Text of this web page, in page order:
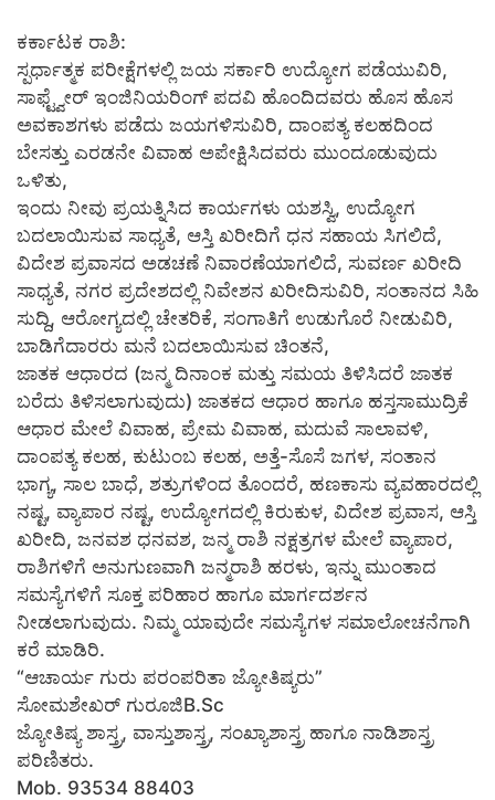
ಕರ್ಕಾಟಕ ರಾಶಿ:
ಸ್ಪರ್ಧಾತ್ಮಕ ಪರೀಕ್ಷೆಗಳಲ್ಲಿ ಜಯ ಸರ್ಕಾರಿ ಉದ್ಯೋಗ ಪಡೆಯುವಿರಿ,
ಸಾಫ್ಟ್ವೇರ್ ಇಂಜಿನಿಯರಿಂಗ್ ಪದವಿ ಹೊಂದಿದವರು ಹೊಸ ಹೊಸ
ಅವಕಾಶಗಳು ಪಡೆದು ಜಯಗಳಿಸುವಿರಿ, ದಾಂಪತ್ಯ ಕಲಹದಿಂದ
ಬೇಸತ್ತು ಎರಡನೇ ವಿವಾಹ ಅಪೇಕ್ಷಿಸಿದವರು ಮುಂದೂಡುವುದು
ಒಳಿತು,
ಇಂದು ನೀವು ಪ್ರಯತ್ನಿಸಿದ ಕಾರ್ಯಗಳು ಯಶಸ್ವಿ, ಉದ್ಯೋಗ
ಬದಲಾಯಿಸುವ ಸಾಧ್ಯತೆ, ಆಸ್ತಿ ಖರೀದಿಗೆ ಧನ ಸಹಾಯ ಸಿಗಲಿದೆ,
ವಿದೇಶ ಪ್ರವಾಸದ ಅಡಚಣೆ ನಿವಾರಣೆಯಾಗಲಿದೆ, ಸುವರ್ಣ ಖರೀದಿ
ಸಾಧ್ಯತೆ, ನಗರ ಪ್ರದೇಶದಲ್ಲಿ ನಿವೇಶನ ಖರೀದಿಸುವಿರಿ, ಸಂತಾನದ ಸಿಹಿ
ಸುದ್ದಿ, ಆರೋಗ್ಯದಲ್ಲಿ ಚೇತರಿಕೆ, ಸಂಗಾತಿಗೆ ಉಡುಗೊರೆ ನೀಡುವಿರಿ,
ಬಾಡಿಗೆದಾರರು ಮನೆ ಬದಲಾಯಿಸುವ ಚಿಂತನೆ,
ಜಾತಕ ಆಧಾರದ (ಜನ್ಮ ದಿನಾಂಕ ಮತ್ತು ಸಮಯ ತಿಳಿಸಿದರೆ ಜಾತಕ
ಬರೆದು ತಿಳಿಸಲಾಗುವುದು) ಜಾತಕದ ಆಧಾರ ಹಾಗೂ ಹಸ್ತಸಾಮುದ್ರಿಕೆ
ಆಧಾರ ಮೇಲೆ ವಿವಾಹ, ಪ್ರೇಮ ವಿವಾಹ, ಮದುವೆ ಸಾಲಾವಳಿ,
ದಾಂಪತ್ಯ ಕಲಹ, ಕುಟುಂಬ ಕಲಹ, ಅತ್ತೆ-ಸೊಸೆ ಜಗಳ, ಸಂತಾನ
ಭಾಗ್ಯ, ಸಾಲ ಬಾಧೆ, ಶತ್ರುಗಳಿಂದ ತೊಂದರೆ, ಹಣಕಾಸು ವ್ಯವಹಾರದಲ್ಲಿ
ನಷ್ಟ, ವ್ಯಾಪಾರ ನಷ್ಟ, ಉದ್ಯೋಗದಲ್ಲಿ ಕಿರುಕುಳ, ವಿದೇಶ ಪ್ರವಾಸ, ಆಸ್ತಿ
ಖರೀದಿ, ಜನವಶ ಧನವಶ, ಜನ್ಮ ರಾಶಿ ನಕ್ಷತ್ರಗಳ ಮೇಲೆ ವ್ಯಾಪಾರ,
ರಾಶಿಗಳಿಗೆ ಅನುಗುಣವಾಗಿ ಜನ್ಮರಾಶಿ ಹರಳು, ಇನ್ನು ಮುಂತಾದ
ಸಮಸ್ಯೆಗಳಿಗೆ ಸೂಕ್ತ ಪರಿಹಾರ ಹಾಗೂ ಮಾರ್ಗದರ್ಶನ
ನೀಡಲಾಗುವುದು. ನಿಮ್ಮ ಯಾವುದೇ ಸಮಸ್ಯೆಗಳ ಸಮಾಲೋಚನೆಗಾಗಿ
ಕರೆ ಮಾಡಿರಿ.
“ಆಚಾರ್ಯ ಗುರು ಪರಂಪರಿತಾ ಜ್ಯೋತಿಷ್ಯರು”
ಸೋಮಶೇಖರ್ ಗುರೂಜಿB.Sc
ಜ್ಯೋತಿಷ್ಯ ಶಾಸ್ತ್ರ, ವಾಸ್ತುಶಾಸ್ತ್ರ, ಸಂಖ್ಯಾಶಾಸ್ತ್ರ ಹಾಗೂ ನಾಡಿಶಾಸ್ತ್ರ
ಪರಿಣಿತರು.
Mob. 93534 88403